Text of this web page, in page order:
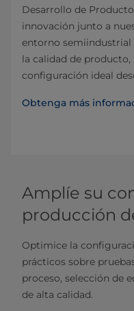
Desarrollo de
innovación junto a
entorno semiindustrial
la calidad de
configuración ideal
Obtenga más
Amplíe su
producción
Optimice la
prácticos sobre
proceso, selección de
de alta calidad.